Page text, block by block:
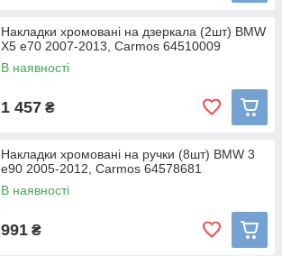
Накладки хромовані на дзеркала (2шт) BMW
X5 e70 2007-2013, Carmos 64510009
В наявності
1 457 ₴
Накладки хромовані на ручки (8шт) BMW 3
e90 2005-2012, Carmos 64578681
В наявності
991 ₴